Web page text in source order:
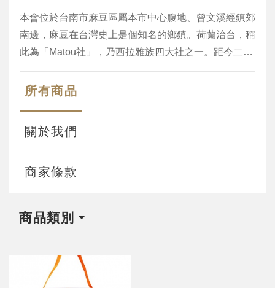
本會位於台南市麻豆區屬本市中心腹地、曾文溪經鎮郊
南邊，麻豆在台灣史上是個知名的鄉鎮。荷蘭治台，稱
此為「Matou社」，乃西拉雅族四大社之一。距今二百
餘年，麻豆原唯一荒陬濱海地帶，麻荳港則為倒風內海
東南方之汊港。港水流經麻荳社社北迄於社頭的水掘
著得天獨厚的優勢，文旦果肉多汁鮮甜，令人讚不絕
所有商品
關於我們
商家條款
商品類別